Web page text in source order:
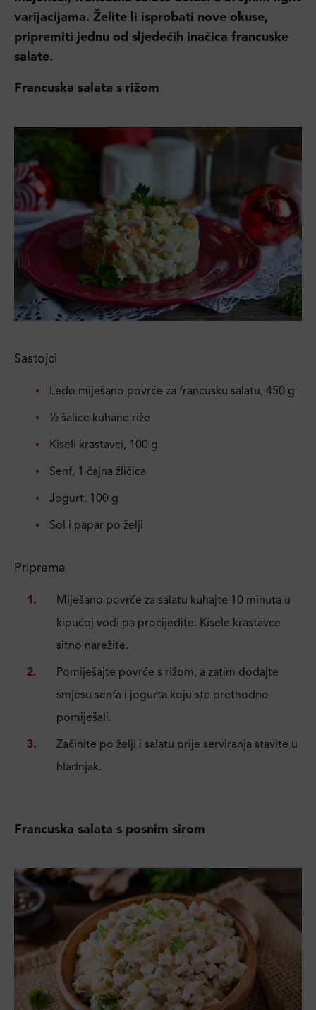
varijacijama. Želite li isprobati nove okuse,
pripremiti jednu od sljedećih inačica francuske
salate.
Francuska salata s rižom
Sastojci
Ledo miješano povrće za francusku salatu, 450 g
½ šalice kuhane riže
Kiseli krastavci, 100 g
Senf, 1 čajna žličica
Jogurt, 100 g
Sol i papar po želji
Priprema
Miješano povrće za salatu kuhajte 10 minuta u
kipućoj vodi pa procijedite. Kisele krastavce
sitno narežite.
Pomiješajte povrće s rižom, a zatim dodajte
smjesu senfa i jogurta koju ste prethodno
pomiješali.
Začinite po želji i salatu prije serviranja stavite u
hladnjak.
Francuska salata s posnim sirom